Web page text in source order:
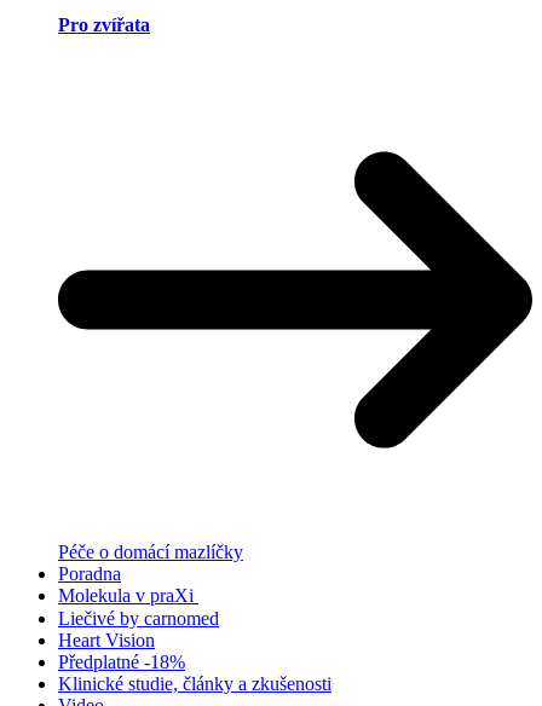
Pro zvířata
Péče o domácí mazlíčky
Poradna
Molekula v praXi
Liečivé by carnomed
Heart Vision
Předplatné -18%
Klinické studie, články a zkušenosti